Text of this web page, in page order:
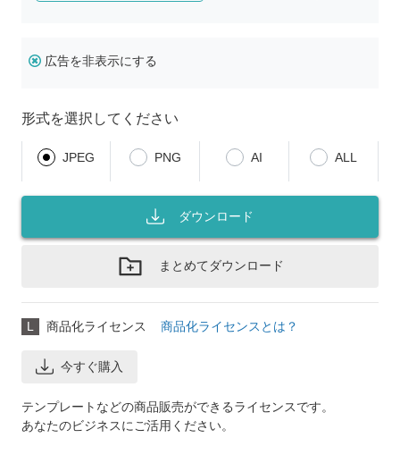
広告を非表示にする
形式を選択してください
JPEG PNG AI ALL
ダウンロード
まとめてダウンロード
L 商品化ライセンス 商品化ライセンスとは？
今すぐ購入
テンプレートなどの商品販売ができるライセンスです。
あなたのビジネスにご活用ください。